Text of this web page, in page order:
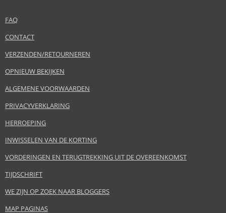
FAQ
CONTACT
VERZENDEN/RETOURNEREN
OPNIEUW BEKIJKEN
ALGEMENE VOORWAARDEN
PRIVACYVERKLARING
HERROEPING
INWISSELEN VAN DE KORTING
VORDERINGEN EN TERUGTREKKING UIT DE OVEREENKOMST
TIJDSCHRIFT
WE ZIJN OP ZOEK NAAR BLOGGERS
MAP PAGINAS